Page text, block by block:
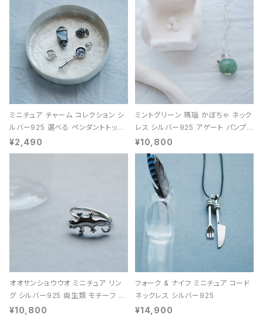
ミニチュア チャーム コレクション シ
ルバー925 選べる ペンダントトップ
レディース ユニセックス
¥2,490
ミントグリーン 瑪瑙 かぼちゃ ネック
レス シルバー925 アゲート パンプキ
ン 天然石 レディース
¥10,800
オオサンショウウオ ミニチュア リン
グ シルバー925 両生類 モチーフ レ
ディース ユニセックス
¥10,800
フォーク & ナイフ ミニチュア コード
ネックレス シルバー925
¥14,900